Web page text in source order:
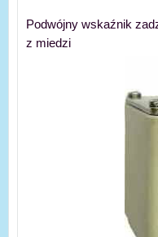
Podwójny wskaźnik
z miedzi